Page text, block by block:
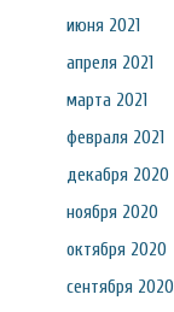
июня 2021
апреля 2021
марта 2021
февраля 2021
декабря 2020
ноября 2020
октября 2020
сентября 2020